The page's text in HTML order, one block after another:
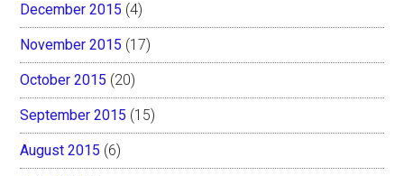
December 2015 (4)
November 2015 (17)
October 2015 (20)
September 2015 (15)
August 2015 (6)